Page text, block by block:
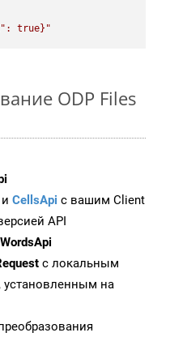
: true}"
ODP Files
и CellsApi с вашим Client
API
с локальным
на